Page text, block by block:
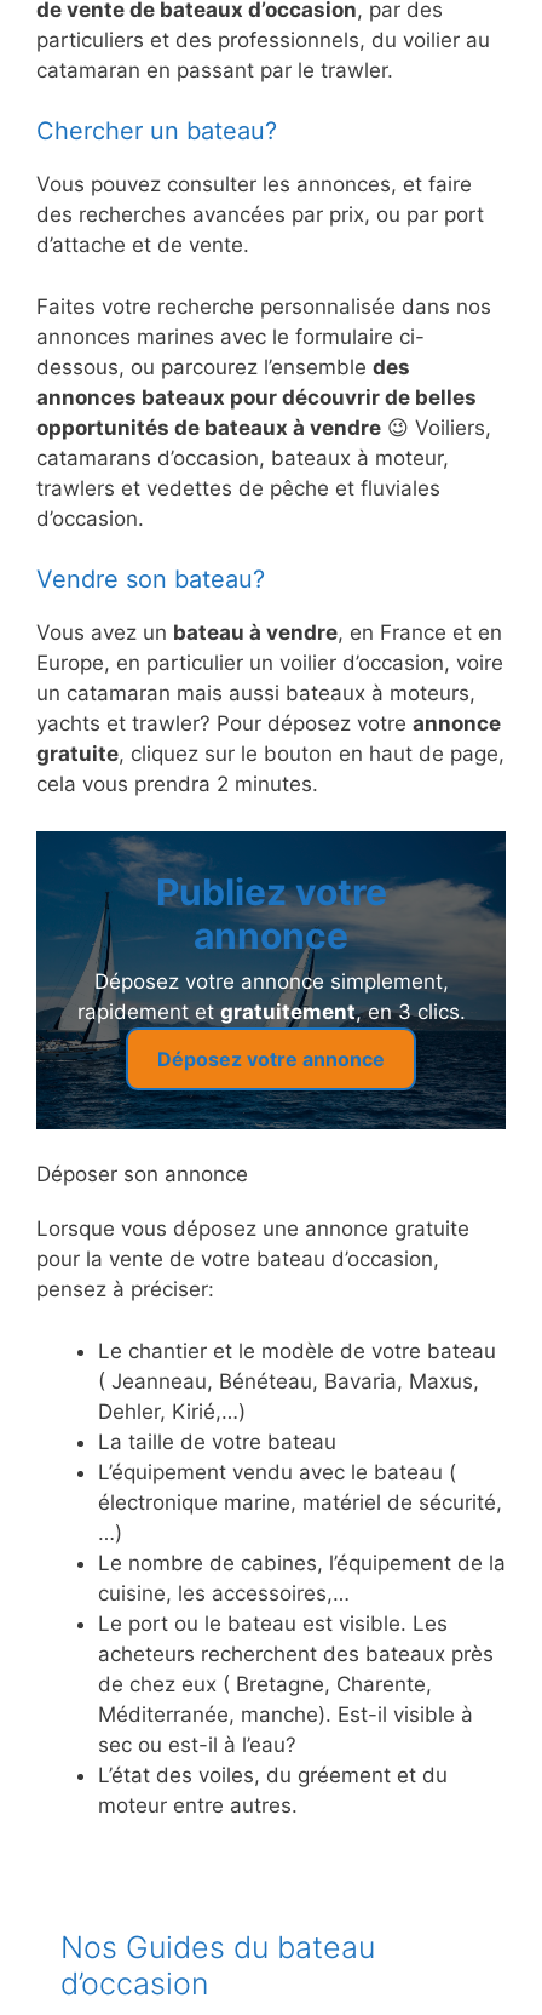
de vente de bateaux d’occasion, par des
particuliers et des professionnels, du voilier au
catamaran en passant par le trawler.
Chercher un bateau?
Vous pouvez consulter les annonces, et faire
des recherches avancées par prix, ou par port
d’attache et de vente.
Faites votre recherche personnalisée dans nos
annonces marines avec le formulaire ci-
dessous, ou parcourez l’ensemble des
annonces bateaux pour découvrir de belles
opportunités de bateaux à vendre 😉 Voiliers,
catamarans d’occasion, bateaux à moteur,
trawlers et vedettes de pêche et fluviales
d’occasion.
Vendre son bateau?
Vous avez un bateau à vendre, en France et en
Europe, en particulier un voilier d’occasion, voire
un catamaran mais aussi bateaux à moteurs,
yachts et trawler? Pour déposez votre annonce
gratuite, cliquez sur le bouton en haut de page,
cela vous prendra 2 minutes.
Publiez votre
annonce
Déposez votre annonce simplement,
rapidement et gratuitement, en 3 clics.
Déposez votre annonce
Déposer son annonce
Lorsque vous déposez une annonce gratuite
pour la vente de votre bateau d’occasion,
pensez à préciser:
Le chantier et le modèle de votre bateau
( Jeanneau, Bénéteau, Bavaria, Maxus,
Dehler, Kirié,…)
La taille de votre bateau
L’équipement vendu avec le bateau (
électronique marine, matériel de sécurité,
…)
Le nombre de cabines, l’équipement de la
cuisine, les accessoires,…
Le port ou le bateau est visible. Les
acheteurs recherchent des bateaux près
de chez eux ( Bretagne, Charente,
Méditerranée, manche). Est-il visible à
sec ou est-il à l’eau?
L’état des voiles, du gréement et du
moteur entre autres.
Nos Guides du bateau
d’occasion